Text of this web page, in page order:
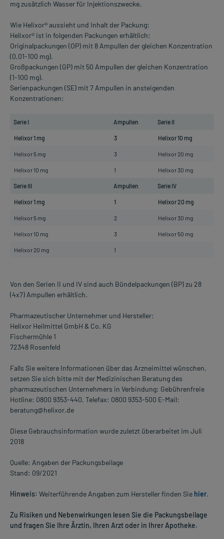
mg zusätzlich Wasser für Injektionszwecke.
Wie Helixor® aussieht und Inhalt der Packung:
Helixor® ist in folgenden Packungen erhältlich:
Originalpackungen (OP) mit 8 Ampullen der gleichen Konzentration
(0,01-100 mg).
Großpackungen (GP) mit 50 Ampullen der gleichen Konzentration
(1-100 mg).
Serienpackungen (SE) mit 7 Ampullen in ansteigenden
Konzentrationen:
Serie I Ampullen Serie II
Helixor 1 mg 3 Helixor 10 mg
Helixor 5 mg 3 Helixor 20 mg
Helixor 10 mg 1 Helixor 30 mg
Serie III Ampullen Serie IV
Helixor 1 mg 1 Helixor 20 mg
Helixor 5 mg 2 Helixor 30 mg
Helixor 10 mg 3 Helixor 50 mg
Helixor 20 mg 1
Von den Serien II und IV sind auch Bündelpackungen (BP) zu 28
(4x7) Ampullen erhältlich.
Pharmazeutischer Unternehmer und Hersteller:
Helixor Heilmittel GmbH & Co. KG
Fischermühle 1
72348 Rosenfeld
Falls Sie weitere Informationen über das Arzneimittel wünschen,
setzen Sie sich bitte mit der Medizinischen Beratung des
pharmazeutischen Unternehmers in Verbindung: Gebührenfreie
Hotline: 0800 9353-440, Telefax: 0800 9353-500 E-Mail:
beratung@helixor.de
Diese Gebrauchsinformation wurde zuletzt überarbeitet im Juli
2018
Quelle: Angaben der Packungsbeilage
Stand: 09/2021
Hinweis: Weiterführende Angaben zum Hersteller finden Sie hier.
Zu Risiken und Nebenwirkungen lesen Sie die Packungsbeilage
und fragen Sie Ihre Ärztin, Ihren Arzt oder in Ihrer Apotheke.